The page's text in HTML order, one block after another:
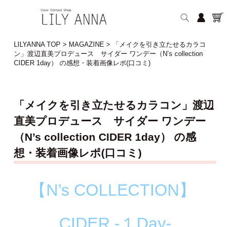
LILYANNA TOP > MAGAZINE>
「メイクを引き立たせるカラコ
ン」渡辺直美プロデュース サイダー ワンデー（N’s collection
CIDER 1day） の感想・装着画像レポ(口コミ)
「メイクを引き立たせるカラコン」渡辺
直美プロデュース サイダー ワンデー
（N’s collection CIDER 1day） の感
想・装着画像レポ(口コミ)
【N’s COLLECTION】